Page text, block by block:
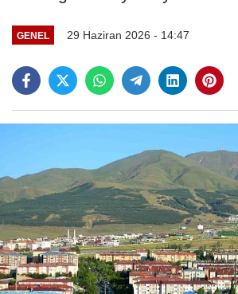
GENEL 29 Haziran 2026 - 14:47